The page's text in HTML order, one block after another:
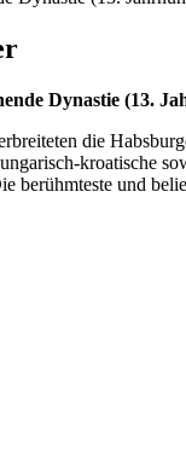
Dynastie (13.
die
kroatische
berühmteste und